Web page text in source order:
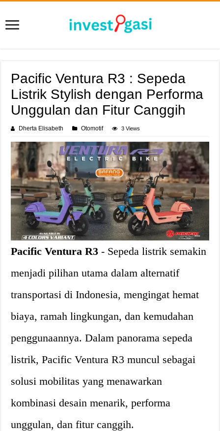
Pacific Ventura R3 : Sepeda
Listrik Stylish dengan Performa
Unggulan dan Fitur Canggih
Dherta Elisabeth Otomotif 3 Views
Pacific Ventura R3 - Sepeda listrik semakin
menjadi pilihan utama dalam alternatif
transportasi di Indonesia, mengingat hemat
biaya, ramah lingkungan, dan kemudahan
penggunaannya. Dalam panorama sepeda
listrik, Pacific Ventura R3 muncul sebagai
solusi mobilitas yang menawarkan
kombinasi desain menarik, performa
unggulan, dan fitur canggih.